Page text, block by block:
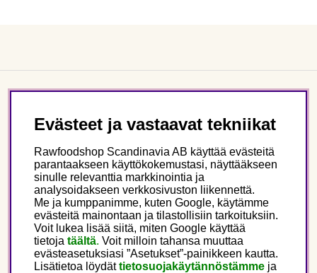
Seuraa meitä
Tämä on Rawfoodshop
Finland
Evästeet ja vastaavat tekniikat
Rawfoodshop Scandinavia AB käyttää evästeitä
parantaakseen käyttökokemustasi, näyttääkseen
sinulle relevanttia markkinointia ja
analysoidakseen verkkosivuston liikennettä.
Me ja kumppanimme, kuten Google, käytämme
evästeitä mainontaan ja tilastollisiin tarkoituksiin.
Voit lukea lisää siitä, miten Google käyttää
tietoja täältä. Voit milloin tahansa muuttaa
evästeasetuksiasi ”Asetukset”-painikkeen kautta.
Lisätietoa löydättietosuojakäytännöstämme ja